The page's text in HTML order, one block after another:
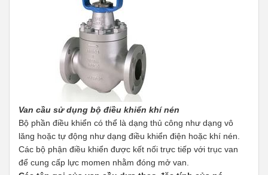
Van cầu sử dụng bộ điều khiển khí nén
Bộ phần điều khiển có thể là dạng thủ công như dạng vô
lăng hoặc tự động như dạng điều khiển điện hoặc khí nén.
Các bộ phận điều khiển được kết nối trực tiếp với trục van
để cung cấp lực momen nhằm đóng mở van.